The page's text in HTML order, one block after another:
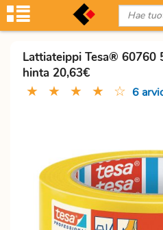
Lattiateippi Tesa® 60760
hinta 20,63€
★ ★ ★ ★ ☆ 6